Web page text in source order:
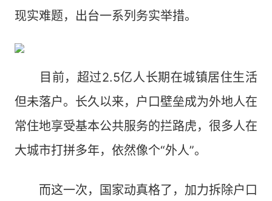
现实难题，出台一系列务实举措。
目前，超过2.5亿人长期在城镇居住生活
但未落户。长久以来，户口壁垒成为外地人在
常住地享受基本公共服务的拦路虎，很多人在
大城市打拼多年，依然像个“外人”。
而这一次，国家动真格了，加力拆除户口